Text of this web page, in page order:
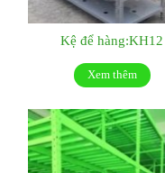
Kệ để hàng:KH12
Xem thêm